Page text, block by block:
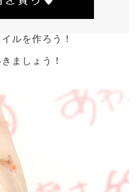
ルを作ろう！
ましょう！